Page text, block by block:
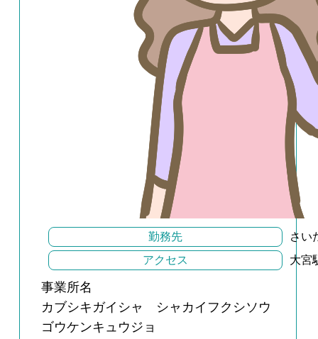
勤務先
さい
アクセス
大宮
事業所名
カブシキガイシャ シャカイフクシソウ
ゴウケンキュウジョ